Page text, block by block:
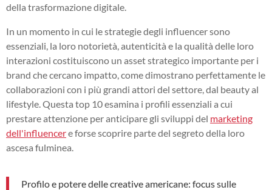
della trasformazione digitale.
In un momento in cui le strategie degli influencer sono
essenziali, la loro notorietà, autenticità e la qualità delle loro
interazioni costituiscono un asset strategico importante per i
brand che cercano impatto, come dimostrano perfettamente le
collaborazioni con i più grandi attori del settore, dal beauty al
lifestyle. Questa top 10 esamina i profili essenziali a cui
prestare attenzione per anticipare gli sviluppi del marketing
dell'influencere forse scoprire parte del segreto della loro
ascesa fulminea.
Profilo e potere delle creative americane: focus sulle